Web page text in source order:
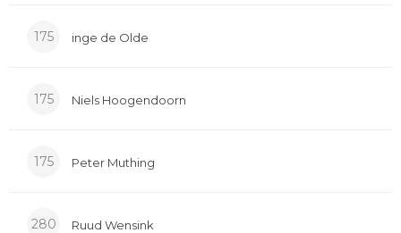
175 inge de Olde
175 Niels Hoogendoorn
175 Peter Muthing
280 Ruud Wensink